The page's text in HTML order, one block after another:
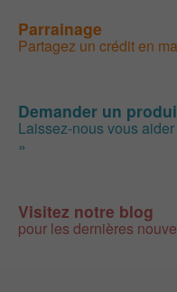
Parrainage
Partagez un crédit en
Demander un
Laissez-nous vous
»
Visitez notre blog
pour les dernières